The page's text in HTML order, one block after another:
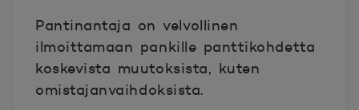
Pantinantaja on velvollinen
ilmoittamaan pankille panttikohdetta
koskevista muutoksista, kuten
omistajanvaihdoksista.